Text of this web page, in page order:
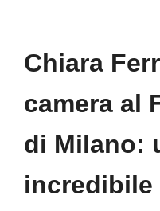
Chiara
camera al
di Milano: